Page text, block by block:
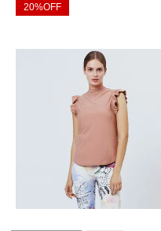
20%OFF